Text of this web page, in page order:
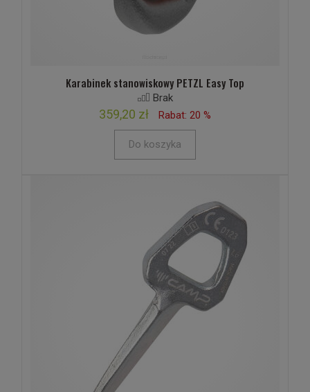
Karabinek stanowiskowy PETZL Easy Top
Brak
359,20 zł Rabat: 20 %
Do koszyka